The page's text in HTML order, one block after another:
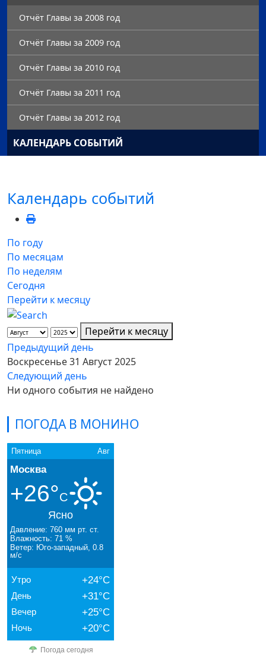
Отчёт Главы за 2008 год
Отчёт Главы за 2009 год
Отчёт Главы за 2010 год
Отчёт Главы за 2011 год
Отчёт Главы за 2012 год
КАЛЕНДАРЬ СОБЫТИЙ
ПОГОДА В МОНИНО
Пятница Авг
Москва
+26°C
Ясно
Давление: 760 мм рт. ст.
Влажность: 71 %
Ветер: Юго-западный, 0.8
м/с
Утро +24°C
День +31°C
Вечер +25°C
Ночь +20°C
Погода сегодня
Календарь событий
По году
По месяцам
По неделям
Сегодня
Перейти к месяцу
Перейти к месяцу
Предыдущий день
Воскресенье 31 Август 2025
Следующий день
Ни одного события не найдено